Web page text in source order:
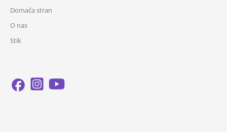
Domača stran
O nas
Stik